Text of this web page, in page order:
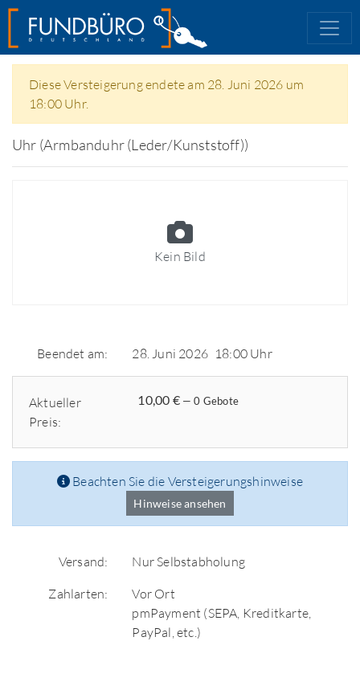
Diese Versteigerung endete am 28. Juni 2026 um
18:00 Uhr.
Uhr (Armbanduhr (Leder/Kunststoff))
Kein Bild
Beendet am: 28. Juni 2026 18:00 Uhr
Aktueller
Preis:
10,00 € — 0 Gebote
Beachten Sie die Versteigerungshinweise
Hinweise ansehen
Versand:
Nur Selbstabholung
Zahlarten:
Vor Ort
pmPayment (SEPA, Kreditkarte,
PayPal, etc.)